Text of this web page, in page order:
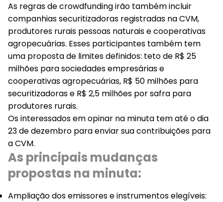
As regras de crowdfunding irão também incluir
companhias securitizadoras registradas na CVM,
produtores rurais pessoas naturais e cooperativas
agropecuárias. Esses participantes também tem
uma proposta de limites definidos: teto de R$ 25
milhões para sociedades empresárias e
cooperativas agropecuárias, R$ 50 milhões para
securitizadoras e R$ 2,5 milhões por safra para
produtores rurais.
Os interessados em opinar na minuta tem até o dia
23 de dezembro para enviar sua contribuições para
a CVM.
As principais mudanças
propostas na minuta:
Ampliação dos emissores e instrumentos elegíveis: